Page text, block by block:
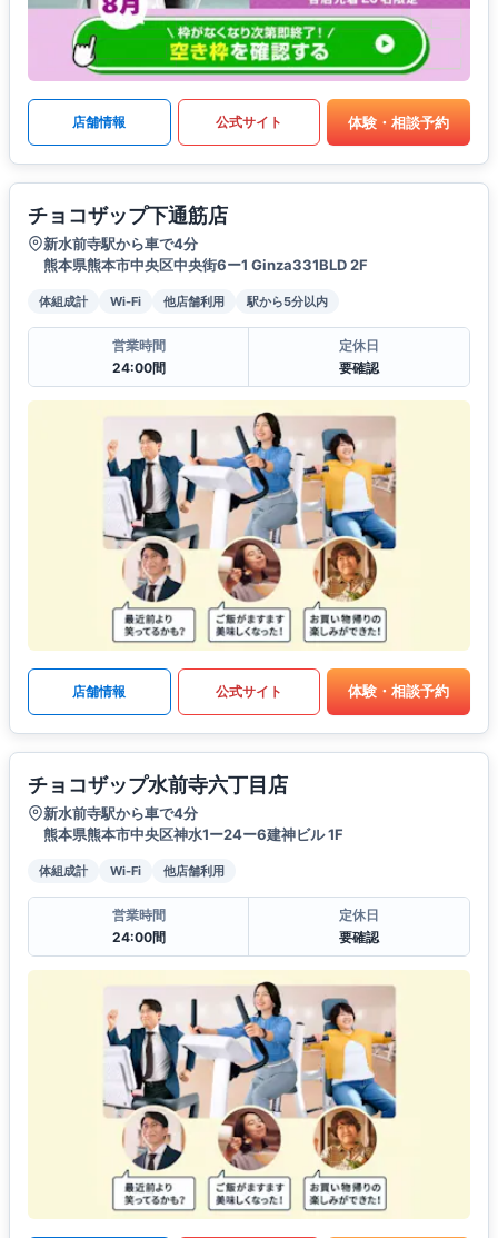
店舗情報 公式サイト 体験・相談予約
チョコザップ下通筋店
新水前寺駅から車で4分
熊本県熊本市中央区中央街6ー1 Ginza331BLD 2F
体組成計 Wi-Fi 他店舗利用 駅から5分以内
営業時間
24:00間
定休日
要確認
店舗情報 公式サイト 体験・相談予約
チョコザップ水前寺六丁目店
新水前寺駅から車で4分
熊本県熊本市中央区神水1ー24ー6建神ビル 1F
体組成計 Wi-Fi 他店舗利用
営業時間
24:00間
定休日
要確認